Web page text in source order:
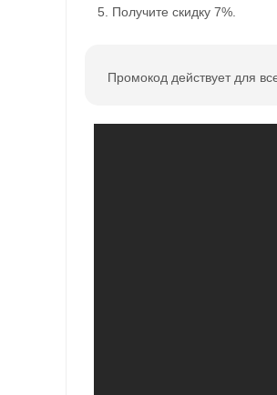
Получите скидку 7%.
Промокод действует для